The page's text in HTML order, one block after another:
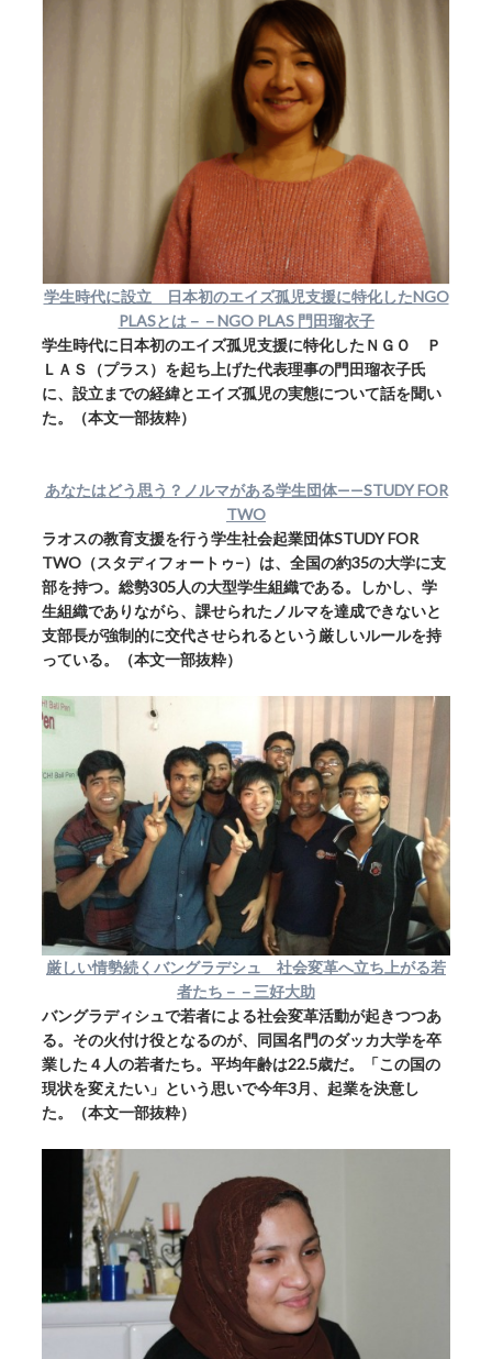
学生時代に設立 日本初のエイズ孤児支援に特化したNGO
PLASとは－－NGO PLAS 門田瑠衣子
学生時代に日本初のエイズ孤児支援に特化したＮＧＯ Ｐ
ＬＡＳ（プラス）を起ち上げた代表理事の門田瑠衣子氏
に、設立までの経緯とエイズ孤児の実態について話を聞い
た。（本文一部抜粋）
あなたはどう思う？ノルマがある学生団体——STUDY FOR
TWO
ラオスの教育支援を行う学生社会起業団体STUDY FOR
TWO（スタディフォートゥ−）は、全国の約35の大学に支
部を持つ。総勢305人の大型学生組織である。しかし、学
生組織でありながら、課せられたノルマを達成できないと
支部長が強制的に交代させられるという厳しいルールを持
っている。（本文一部抜粋）
厳しい情勢続くバングラデシュ 社会変革へ立ち上がる若
者たち－－三好大助
バングラディシュで若者による社会変革活動が起きつつあ
る。その火付け役となるのが、同国名門のダッカ大学を卒
業した４人の若者たち。平均年齢は22.5歳だ。「この国の
現状を変えたい」という思いで今年3月、起業を決意し
た。（本文一部抜粋）